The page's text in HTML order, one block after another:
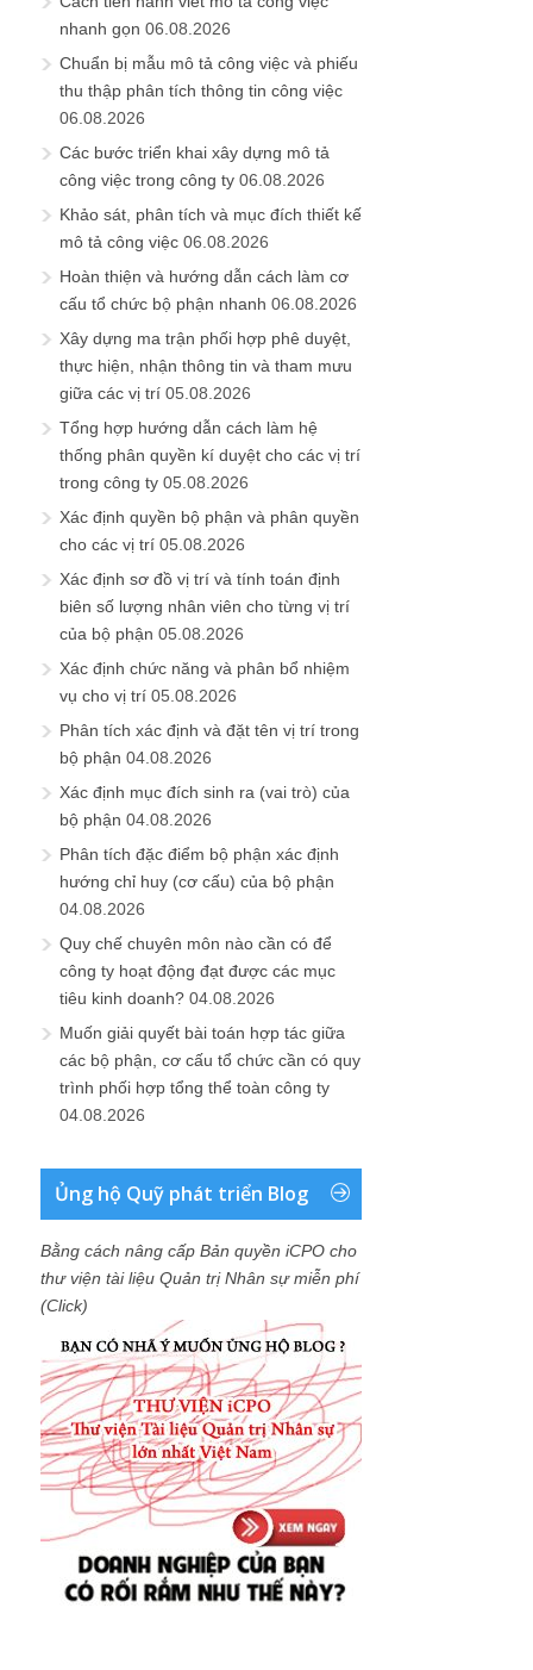
nhanh gọn 06.08.2026
Chuẩn bị mẫu mô tả công việc và phiếu
thu thập phân tích thông tin công việc
06.08.2026
Các bước triển khai xây dựng mô tả
công việc trong công ty 06.08.2026
Khảo sát, phân tích và mục đích thiết kế
mô tả công việc 06.08.2026
Hoàn thiện và hướng dẫn cách làm cơ
cấu tổ chức bộ phận nhanh 06.08.2026
Xây dựng ma trận phối hợp phê duyệt,
thực hiện, nhận thông tin và tham mưu
giữa các vị trí 05.08.2026
Tổng hợp hướng dẫn cách làm hệ
thống phân quyền kí duyệt cho các vị trí
trong công ty 05.08.2026
Xác định quyền bộ phận và phân quyền
cho các vị trí 05.08.2026
Xác định sơ đồ vị trí và tính toán định
biên số lượng nhân viên cho từng vị trí
của bộ phận 05.08.2026
Xác định chức năng và phân bổ nhiệm
vụ cho vị trí 05.08.2026
Phân tích xác định và đặt tên vị trí trong
bộ phận 04.08.2026
Xác định mục đích sinh ra (vai trò) của
bộ phận 04.08.2026
Phân tích đặc điểm bộ phận xác định
hướng chỉ huy (cơ cấu) của bộ phận
04.08.2026
Quy chế chuyên môn nào cần có để
công ty hoạt động đạt được các mục
tiêu kinh doanh? 04.08.2026
Muốn giải quyết bài toán hợp tác giữa
các bộ phận, cơ cấu tổ chức cần có quy
trình phối hợp tổng thể toàn công ty
04.08.2026
Ủng hộ Quỹ phát triển Blog
Bằng cách nâng cấp Bản quyền iCPO cho
thư viện tài liệu Quản trị Nhân sự miễn phí
(Click)